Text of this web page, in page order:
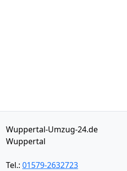
Wuppertal-Umzug-24.de
Wuppertal
Tel.: 01579-2632723